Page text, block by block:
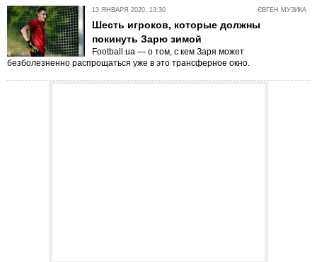
ЄВГЕН МУЗИКА
13 ЯНВАРЯ 2020, 13:30
Шесть игроков, которые должны
покинуть Зарю зимой
Football.ua — о том, с кем Заря может
безболезненно распрощаться уже в это трансферное окно.